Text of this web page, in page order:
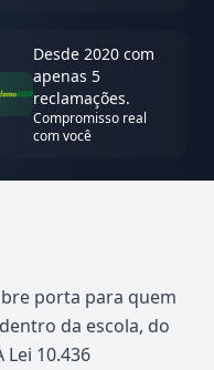
Desde 2020 com
apenas 5
reclamações.
Compromisso real
com você
porta para quem
da escola, do
10.436